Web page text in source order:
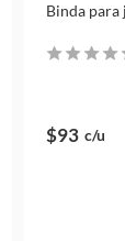
Binda para
$93 c/u